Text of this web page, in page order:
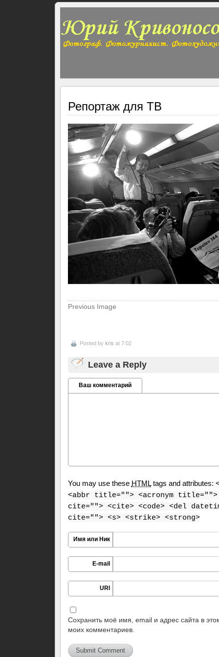
Репортаж для ТВ
Previous Image
Posted by kris at 7:02
Leave a Reply
Ваш комментарий
You may use these HTMLtags and attributes:
<abbr title=""> <acronym title="">
cite=""> <cite> <code> <del
cite=""> <s> <strike> <strong>
Имя или Ник
E-mail
URI
Сохранить моё имя, email и адрес сайта в
моих комментариев.